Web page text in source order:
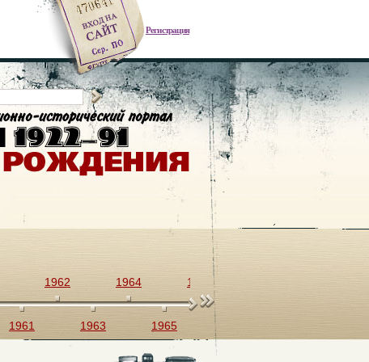
Регистрация
1961
1962
1963
1964
1965
1966